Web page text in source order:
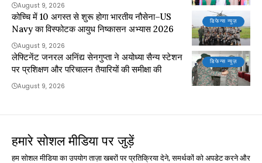
August 9, 2026
डिफेन्स न्यूज़
कोच्चि में 10 अगस्त से शुरू होगा भारतीय नौसेना–US
Navy का विस्फोटक आयुध निष्कासन अभ्यास 2026
August 9, 2026
डिफेन्स न्यूज़
लेफ्टिनेंट जनरल अनिंद्य सेनगुप्ता ने अयोध्या सैन्य स्टेशन
पर प्रशिक्षण और परिचालन तैयारियों की समीक्षा की
August 9, 2026
हमारे सोशल मीडिया पर जुड़ें
हम सोशल मीडिया का उपयोग ताज़ा खबरों पर प्रतिक्रिया देने, समर्थकों को अपडेट करने और